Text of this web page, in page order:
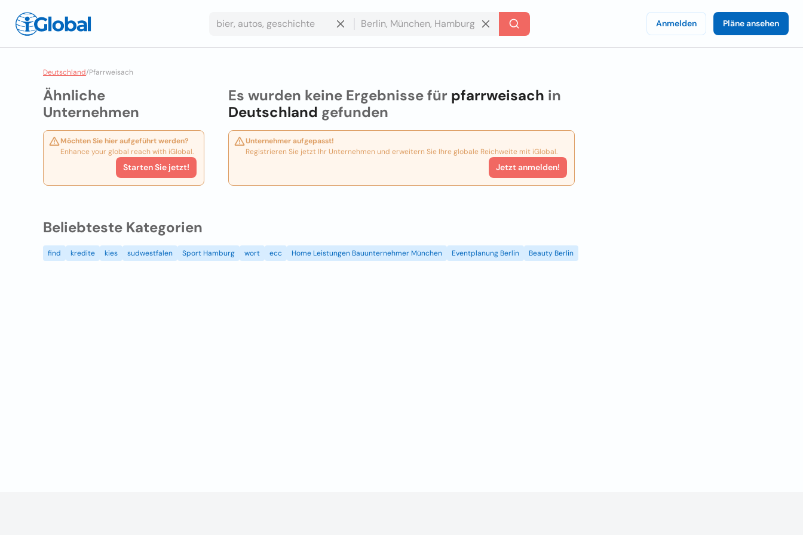
Anmelden Pläne ansehen
Deutschland/Pfarrweisach
Ähnliche
Unternehmen
Möchten Sie hier aufgeführt werden?
Enhance your global reach with iGlobal.
Starten Sie jetzt!
Es wurden keine Ergebnisse für pfarrweisach in
Deutschland gefunden
Unternehmer aufgepasst!
Registrieren Sie jetzt Ihr Unternehmen und erweitern Sie Ihre globale Reichweite mit iGlobal.
Jetzt anmelden!
Beliebteste Kategorien
find kredite kies sudwestfalen Sport Hamburg wort ecc Home Leistungen Bauunternehmer München Eventplanung Berlin Beauty Berlin